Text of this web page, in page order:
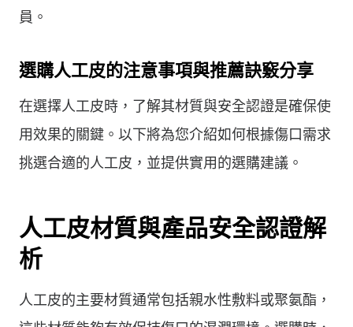
員。
選購人工皮的注意事項與推薦訣竅分享
在選擇人工皮時，了解其材質與安全認證是確保使
用效果的關鍵。以下將為您介紹如何根據傷口需求
挑選合適的人工皮，並提供實用的選購建議。
人工皮材質與產品安全認證解
析
人工皮的主要材質通常包括親水性敷料或聚氨酯，